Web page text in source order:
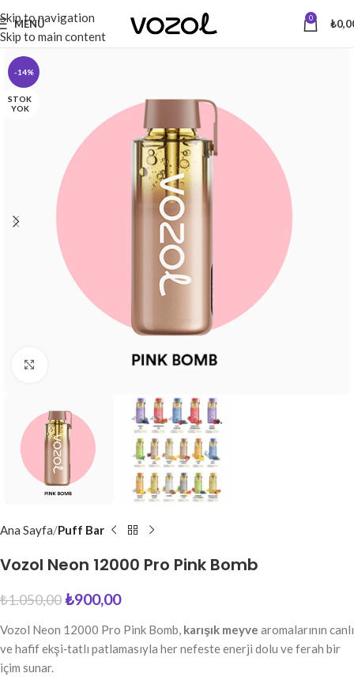
Skip to navigation
Skip to main content
MENÜ 0 ₺
-14%
STOK
YOK
Büyütmek için tıkla
Ana Sayfa Puff Bar
Vozol Neon 12000 Pro Pink Bomb
₺1.050,00 ₺900,00
Vozol Neon 12000 Pro Pink Bomb, karışık meyve aromalarının canlı
ve hafif ekşi‑tatlı patlamasıyla her nefeste enerji dolu ve ferah bir
içim sunar.